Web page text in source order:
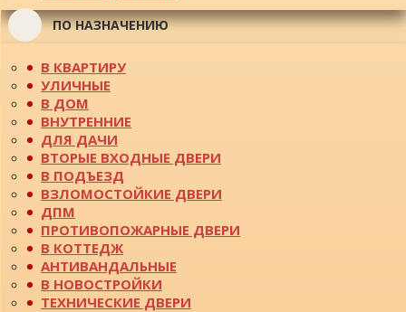
ПО НАЗНАЧЕНИЮ
В КВАРТИРУ
УЛИЧНЫЕ
В ДОМ
ВНУТРЕННИЕ
ДЛЯ ДАЧИ
ВТОРЫЕ ВХОДНЫЕ ДВЕРИ
В ПОДЪЕЗД
ВЗЛОМОСТОЙКИЕ ДВЕРИ
ДПМ
ПРОТИВОПОЖАРНЫЕ ДВЕРИ
В КОТТЕДЖ
АНТИВАНДАЛЬНЫЕ
В НОВОСТРОЙКИ
ТЕХНИЧЕСКИЕ ДВЕРИ